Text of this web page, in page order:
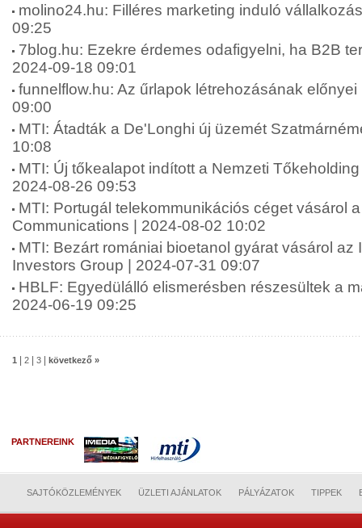
molino24.hu: Filléres marketing induló
09:25
7blog.hu: Ezekre érdemes odafigyelni, ha B2B
2024-09-18 09:01
funnelflow.hu: Az űrlapok létrehozásának
09:00
MTI: Átadták a De'Longhi új üzemét
10:08
MTI: Új tőkealapot indított a Nemzeti
2024-08-26 09:53
MTI: Portugál telekommunikációs céget vásárol
Communications | 2024-08-02 10:02
MTI: Bezárt romániai bioetanol gyárat vásárol az
Investors Group | 2024-07-31 09:07
HBLF: Egyedülálló elismerésben részesültek a
2024-06-19 09:25
1 2 3 következő »
PARTNEREINK
SAJTÓKÖZLEMÉNYEK ÜZLETI AJÁNLATOK PÁLYÁZATOK TIPPEK